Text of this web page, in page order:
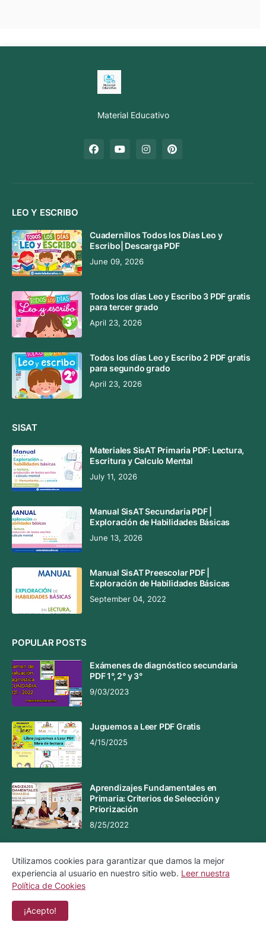
Material Educativo
LEO Y ESCRIBO
Cuadernillos Todos los Días Leo y
Escribo| Descarga PDF
June 09, 2026
Todos los días Leo y Escribo 3 PDF gratis
para tercer grado
April 23, 2026
Todos los días Leo y Escribo 2 PDF gratis
para segundo grado
April 23, 2026
SISAT
Materiales SisAT Primaria PDF: Lectura,
Escritura y Calculo Mental
July 11, 2026
Manual SisAT Secundaria PDF |
Exploración de Habilidades Básicas
June 13, 2026
Manual SisAT Preescolar PDF |
Exploración de Habilidades Básicas
September 04, 2022
POPULAR POSTS
Exámenes de diagnóstico secundaria
PDF 1°, 2° y 3°
9/03/2023
Juguemos a Leer PDF Gratis
4/15/2025
Aprendizajes Fundamentales en
Primaria: Criterios de Selección y
Priorización
8/25/2022
Copyright ©
Aviso Legal Aviso de Privacidad
Política de Cookies
Utilizamos cookies para garantizar que damos la mejor
experiencia al usuario en nuestro sitio web. Leer nuestra
Política de Cookies
¡Acepto!